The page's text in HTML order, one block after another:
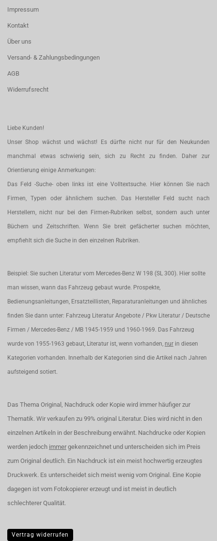
Impressum
Kontakt
Über uns
Versand- & Zahlungsbedingungen
AGB
Widerrufsrecht
Liebe Kunden!
Unser Shop wächst und wächst! Es dürfte nicht nur für den Neukunden
manchmal etwas schwierig sein, sich zu Recht zu finden. Daher zur
Orientierung einige Anmerkungen:
Das Feld -Suche- oben links ist eine Volltextsuche. Hier können Sie nach
Firmen, Typen oder ähnlichem suchen. Das Hersteller Feld sucht nach
Herstellern, nicht nur bei den Firmen-Rubriken selbst, sondern auch unter
Büchern und Zeitschriften. Wenn Sie breit gefächerter suchen möchten,
empfiehlt sich die Suche in den einzelnen Rubriken.
Beispiel: Sie suchen Literatur vom Mercedes-Benz W 198 (SL 300). Hier sollte
man wissen, wann das Fahrzeug gebaut wurde. Prospekte,
Bedienungsanleitungen, Ersatzteillisten, Reparaturanleitungen und ähnliches
finden Sie dann unter: Fahrzeug Literatur Angebote / Pkw Literatur / Deutsche
Firmen / Mercedes-Benz / MB 1945-1959 und 1960-1969. Das Fahrzeug
wurde von 1955-1963 gebaut, Literatur ist, wenn vorhanden, nur in diesen
Kategorien vorhanden. Innerhalb der Kategorien sind die Artikel nach Jahren
aufsteigend sotiert.
Das Thema Original, Nachdruck oder Kopie wird immer häufiger zur
Thematik. Wir verkaufen zu 99% original Literatur. Dies wird nicht in den
einzelnen Artikeln in der Beschreibung erwähnt. Nachdrucke oder Kopien
werden jedoch immer gekennzeichnet und unterscheiden sich im Preis
zum Original deutlich. Ein Nachdruck ist ein meist hochwertig erzeugtes
Druckwerk. Es unterscheidet sich meist wenig vom Original. Eine Kopie
dagegen ist vom Fotokopierer erzeugt und ist meist in deutlich
schlechterer Qualität.
Vertrag widerrufen